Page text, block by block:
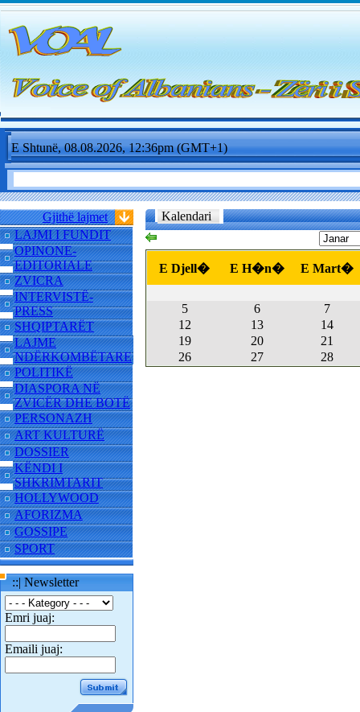
E Shtunë, 08.08.2026, 12:36pm (GMT+1)
Gjithë lajmet
LAJMI I FUNDIT
OPINONE-
EDITORIALE
ZVICRA
INTERVISTË-
PRESS
SHQIPTARËT
LAJME
NDËRKOMBËTARE
POLITIKË
DIASPORA NË
ZVICËR DHE BOTË
PERSONAZH
ART KULTURË
DOSSIER
KËNDI I
SHKRIMTARIT
HOLLYWOOD
AFORIZMA
GOSSIPE
SPORT
::| Newsletter
Emri juaj:
Emaili juaj:
Kalendari
E Djell� E H�n� E Mart�
5 6
7
12
13
14
19
20
21
26
27 28